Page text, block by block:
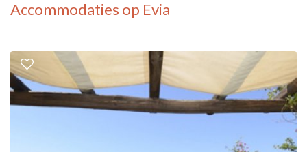
Accommodaties op Evia